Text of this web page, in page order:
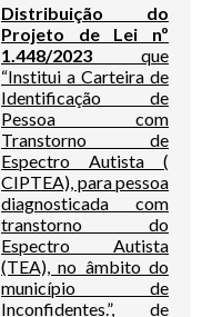
Distribuição do
Projeto de Lei nº
1.448/2023 que
“Institui a Carteira de
Identificação de
Pessoa com
Transtorno de
Espectro Autista (
CIPTEA), para pessoa
diagnosticada com
transtorno do
Espectro Autista
(TEA), no âmbito do
município de
Inconfidentes.”, de